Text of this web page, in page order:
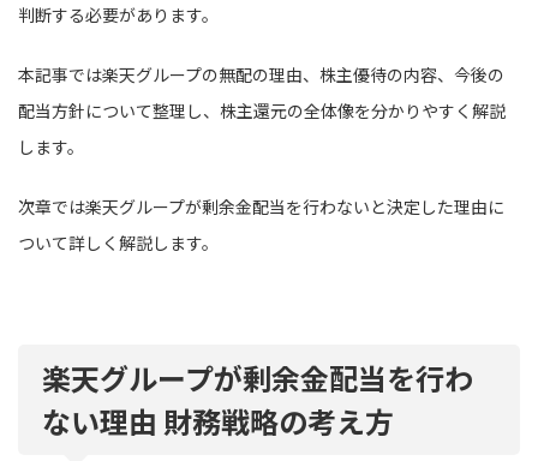
判断する必要があります。
本記事では楽天グループの無配の理由、株主優待の内容、今後の
配当方針について整理し、株主還元の全体像を分かりやすく解説
します。
次章では楽天グループが剰余金配当を行わないと決定した理由に
ついて詳しく解説します。
楽天グループが剰余金配当を行わ
ない理由 財務戦略の考え方